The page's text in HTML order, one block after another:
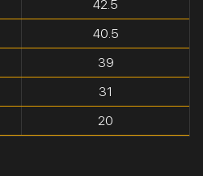
42.5
40.5
39
31
20